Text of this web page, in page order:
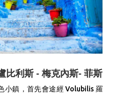
比利斯 - 梅克內斯- 菲斯
小鎮，首先會途經 Volubilis 羅